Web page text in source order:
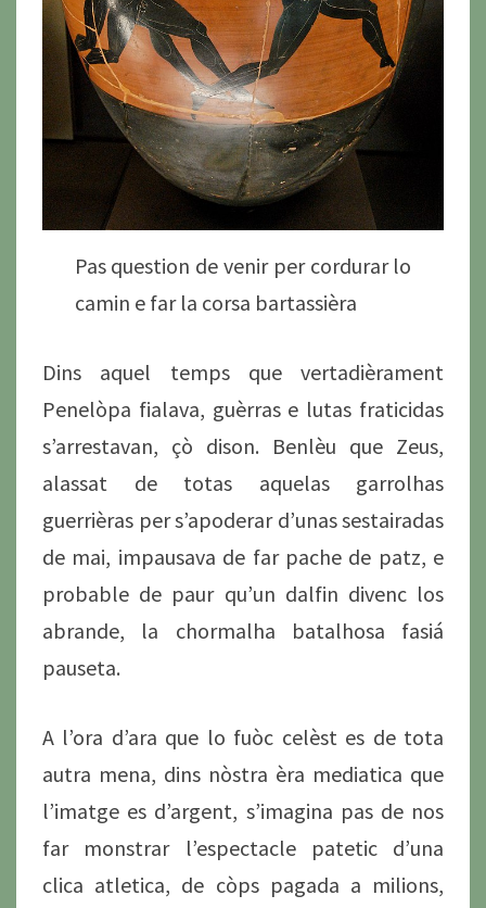
Pas question de venir per cordurar lo
camin e far la corsa bartassièra
Dins aquel temps que vertadièrament
Penelòpa fialava, guèrras e lutas fraticidas
s’arrestavan, çò dison. Benlèu que Zeus,
alassat de totas aquelas garrolhas
guerrièras per s’apoderar d’unas sestairadas
de mai, impausava de far pache de patz, e
probable de paur qu’un dalfin divenc los
abrande, la chormalha batalhosa fasiá
pauseta.
A l’ora d’ara que lo fuòc celèst es de tota
autra mena, dins nòstra èra mediatica que
l’imatge es d’argent, s’imagina pas de nos
far monstrar l’espectacle patetic d’una
clica atletica, de còps pagada a milions,